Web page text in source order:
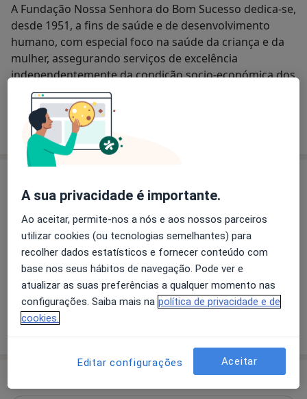
A Fundação Nossa Senhora do Bom Sucesso dedica-se,
desde 1951, a fins de saúde e de desenvolvimento
humano, com especial foco na saúde da criança e da
mulher, assegurando serviços de excelência
independentemente da condição socio-económica dos
seus utentes.
A abordagem da Fundação inclui rastreios planeados,
que possibilitam a deteção precoce de alterações e
seu diagnóstico em tempo útil, o acompanhamento e
tratamento da maior parte das situações de doença
que visam proporcionar a cada utente e família uma
informação que contribua para a adoção de
comportamentos e estilos de vida saudáveis.
Orientada pela visão de que estimular o
desenvolvimento infantil, pela promoção da saúde, é
um fator crítico para o desenvolvimento humano, a
Fundação proporciona um modelo de vigilância de
saúde assente nas melhores práticas de medicina
preventiva e de enfermagem, atuando precocemente,
mais Quem somos
Medicina geral e familiar
Primeira consulta Medicina Geral e Familiar
A sua privacidade é importante.
Ao aceitar, permite-nos a nós e aos nossos parceiros
utilizar cookies (ou tecnologias semelhantes) para
recolher dados estatísticos e fornecer conteúdo com
base nos seus hábitos de navegação. Pode ver e
atualizar as suas preferências a qualquer momento nas
configurações. Saiba mais na política de privacidade e de
cookies.
Editar configurações Aceitar